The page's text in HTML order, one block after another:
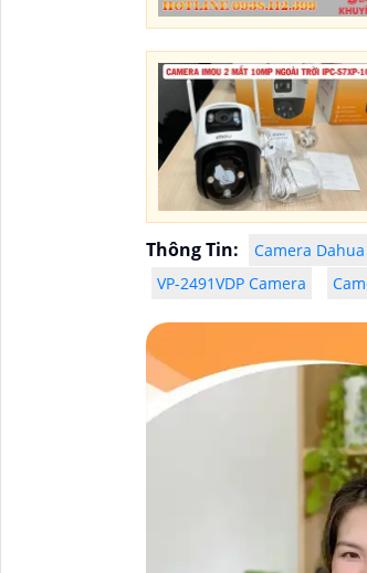
Thông Tin: Camera Dahua
VP-2491VDP Camera